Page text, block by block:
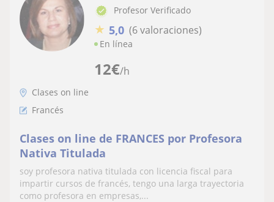
12€/h
Profesor Verificado
★ 5,0 (6 valoraciones)
En línea
Clases on line
Francés
Clases on line de FRANCES por Profesora
Nativa Titulada
soy profesora nativa titulada con licencia fiscal para
impartir cursos de francés, tengo una larga trayectoria
como profesora en empresas,...